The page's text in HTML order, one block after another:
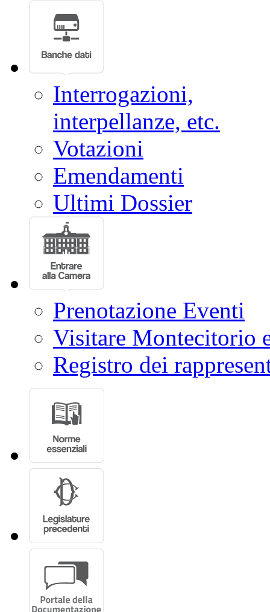
Interrogazioni,
interpellanze, etc.
Votazioni
Emendamenti
Ultimi Dossier
Prenotazione Eventi
Visitare Montecitorio
Registro dei